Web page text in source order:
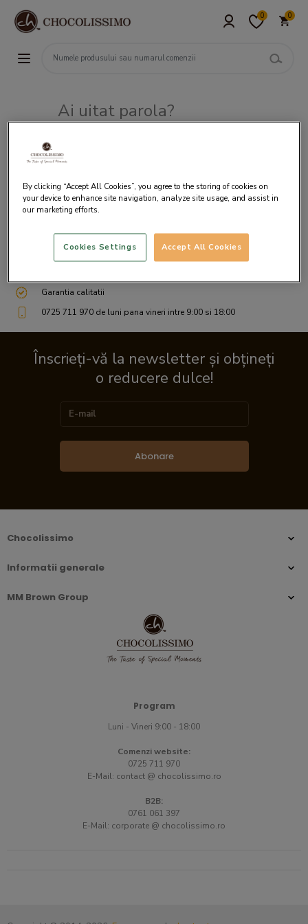
0 0
Ai uitat parola?
Livrare gratuita incepand cu 200 lei
Garantia calitatii
0725 711 970 de luni pana vineri intre 9:00 si 18:00
Înscrieți-vă la newsletter și obțineți
o reducere dulce!
Abonare
Chocolissimo
Informatii generale
MM Brown Group
Program
Luni - Vineri 9:00 - 18:00
Comenzi website:
0725 711 970
E-Mail: contact @ chocolissimo.ro
B2B:
0761 061 397
E-Mail: corporate @ chocolissimo.ro
By clicking “Accept All Cookies”, you agree to the storing of cookies on
your device to enhance site navigation, analyze site usage, and assist in
our marketing efforts.
Accept All Cookies
Cookies Settings